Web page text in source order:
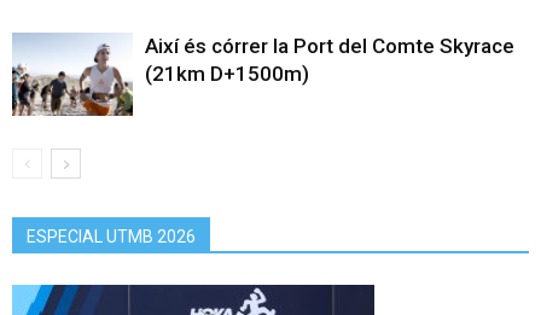
Així és córrer la Port del Comte Skyrace
(21km D+1500m)
ESPECIAL UTMB 2026